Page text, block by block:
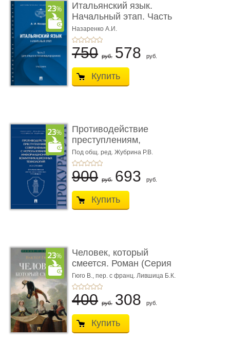
Итальянский язык.
Начальный этап. Часть
2. Учеб� ...
Назаренко А.И.
750 руб. 578 руб.
Купить
Противодействие
преступлениям,
совершаемым с ...
Под общ. ред. Жубрина Р.В.
900 руб. 693 руб.
Купить
Человек, который
смеется. Роман (Серия
«Роман с ...
Гюго В., пер. с франц. Лившица Б.К.
400 руб. 308 руб.
Купить